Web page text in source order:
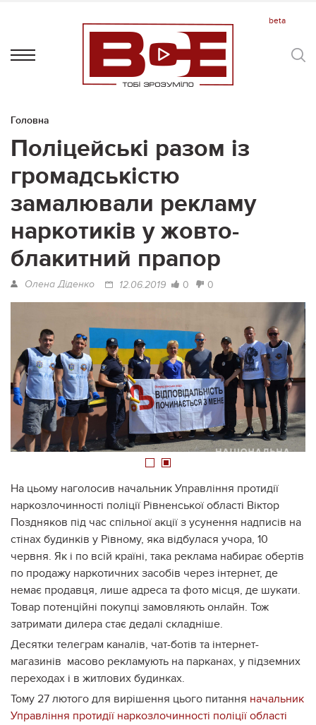
Головна
Поліцейські разом із
громадськістю
замалювали рекламу
наркотиків у жовто-
блакитний прапор
Олена Діденко 12.06.2019 0 0
1 2
На цьому наголосив начальник Управління протидії
наркозлочинності поліції Рівненської області Віктор
Поздняков під час спільної акції з усунення надписів на
стінах будинків у Рівному, яка відбулася учора, 10
червня. Як і по всій країні, така реклама набирає обертів
по продажу наркотичних засобів через інтернет, де
немає продавця, лише адреса та фото місця, де шукати.
Товар потенційні покупці замовляють онлайн. Тож
затримати дилера стає дедалі складніше.
Десятки телеграм каналів, чат-ботів та інтернет-
магазинів масово рекламують на парканах, у підземних
переходах і в житлових будинках.
Тому 27 лютого для вирішення цього питання начальник
Управління протидії наркозлочинності поліції області